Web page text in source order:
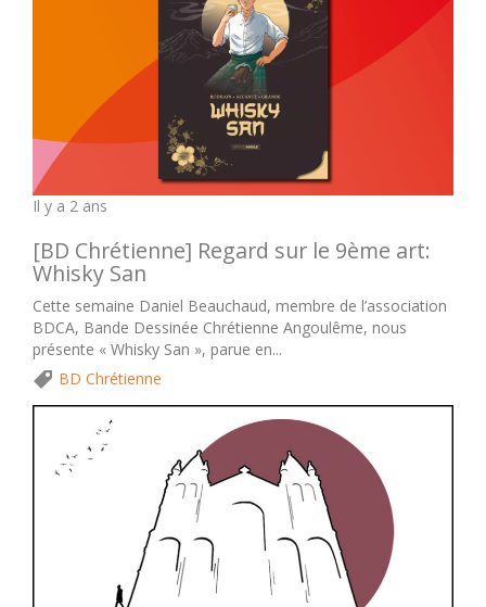
Il y a 2 ans
[BD Chrétienne] Regard sur le 9ème art:
Whisky San
Cette semaine Daniel Beauchaud, membre de l’association
BDCA, Bande Dessinée Chrétienne Angoulême, nous
présente « Whisky San », parue en...
BD Chrétienne